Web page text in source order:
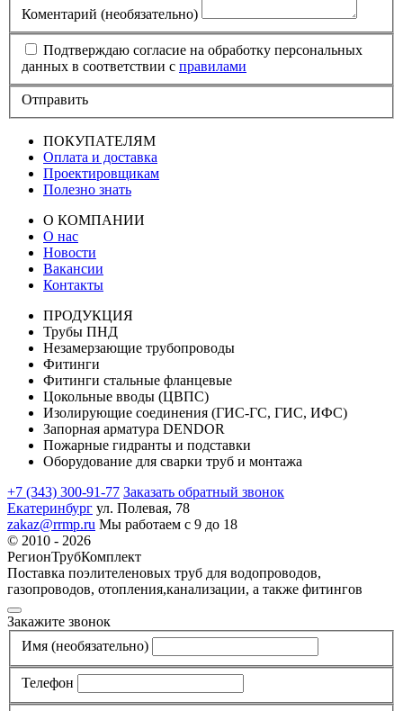
Коментарий (необязательно)
Подтверждаю согласие на обработку персональных
данных в соответствии с правилами
Отправить
ПОКУПАТЕЛЯМ
Оплата и доставка
Проектировщикам
Полезно знать
О КОМПАНИИ
О нас
Новости
Вакансии
Контакты
ПРОДУКЦИЯ
Трубы ПНД
Незамерзающие трубопроводы
Фитинги
Фитинги стальные фланцевые
Цокольные вводы (ЦВПС)
Изолирующие соединения (ГИС-ГС, ГИС, ИФС)
Запорная арматура DENDOR
Пожарные гидранты и подставки
Оборудование для сварки труб и монтажа
+7 (343) 300-91-77 Заказать обратный звонок
Екатеринбург ул. Полевая, 78
zakaz@rrmp.ru Мы работаем с 9 до 18
© 2010 - 2026
РегионТрубКомплект
Поставка поэлителеновых труб для водопроводов,
газопроводов, отопления,канализации, а также фитингов
Закажите звонок
Имя (необязательно)
Телефон